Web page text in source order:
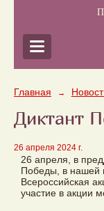
Главная →
Диктант
26 апреля 2024 г.
26 апреля, в
Победы, в нашей
Всероссийская
участие в акции